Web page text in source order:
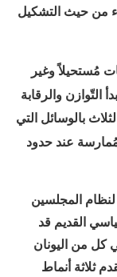
من حيث التشكيل
مُستحيلاً وغير
التّوازن والرقابة
بالوسائل التي
عند حدود
المجلسين
القديم قد
كل من اليونان
ثلاثة أنماط